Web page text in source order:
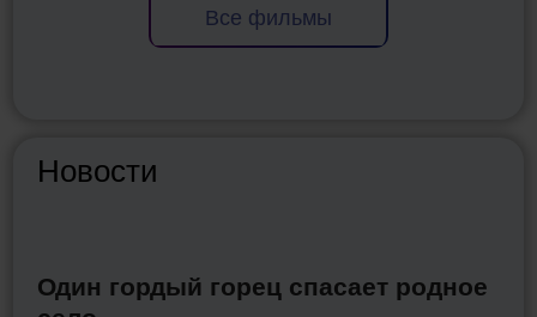
Все фильмы
Новости
Один гордый горец спасает родное